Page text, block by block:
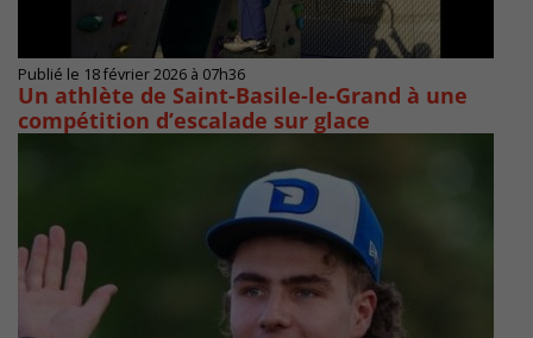
Publié le 18 février 2026 à 07h36
Un athlète de Saint-Basile-le-Grand à une
compétition d’escalade sur glace